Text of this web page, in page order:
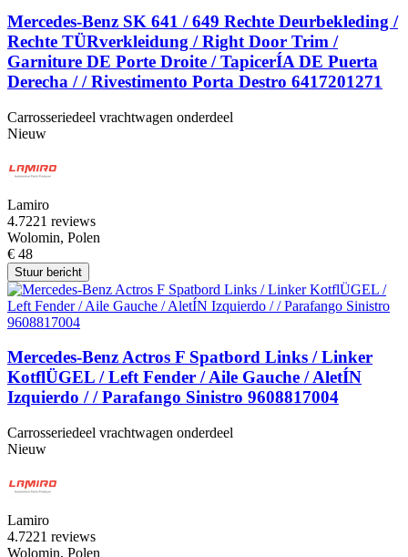
Mercedes-Benz SK 641 / 649 Rechte Deurbekleding /
Rechte TÜRverkleidung / Right Door Trim /
Garniture DE Porte Droite / TapicerÍA DE Puerta
Derecha / / Rivestimento Porta Destro 6417201271
Carrosseriedeel vrachtwagen onderdeel
Nieuw
Lamiro
4.7221 reviews
Wolomin, Polen
€ 48
Stuur bericht
Mercedes-Benz Actros F Spatbord Links / Linker
KotflÜGEL / Left Fender / Aile Gauche / AletÍN
Izquierdo / / Parafango Sinistro 9608817004
Carrosseriedeel vrachtwagen onderdeel
Nieuw
Lamiro
4.7221 reviews
Wolomin, Polen